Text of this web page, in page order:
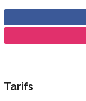
Tarifs